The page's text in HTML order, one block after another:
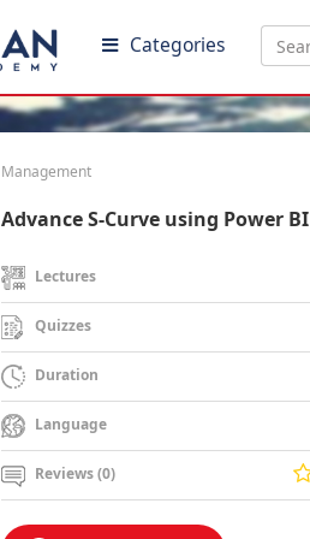
Categories
Management
Advance S-Curve using Power BI
Lectures
Quizzes
Duration
Language
Reviews (0)